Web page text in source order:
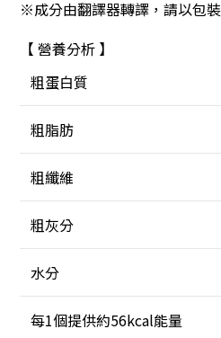
※成分由翻譯器轉譯，請以包
【 營養分析 】
粗蛋白質
粗脂肪
粗纖維
粗灰分
水分
每1個提供約56kcal能量